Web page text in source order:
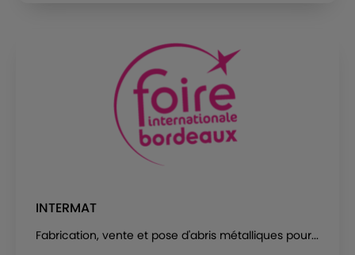
INTERMAT
Fabrication, vente et pose d'abris métalliques pour...